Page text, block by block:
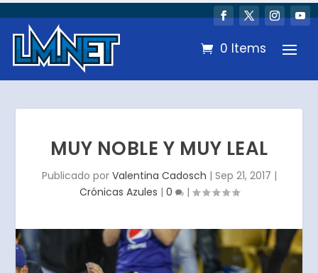
0 Items
MUY NOBLE Y MUY LEAL
Publicado por Valentina Cadosch | Sep 21, 2017 |
Crónicas Azules | 0 |